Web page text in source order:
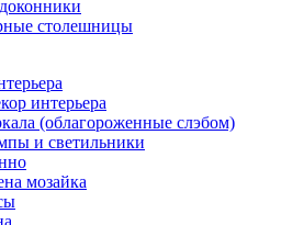
столешницы
интерьера
(облагороженные слэбом)
и светильники
мозайка